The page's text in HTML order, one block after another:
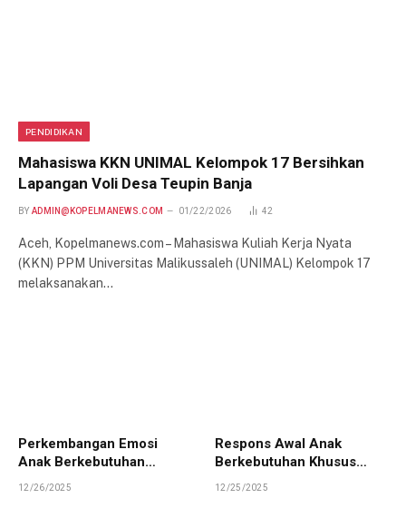
PENDIDIKAN
Mahasiswa KKN UNIMAL Kelompok 17 Bersihkan
Lapangan Voli Desa Teupin Banja
BY ADMIN@KOPELMANEWS.COM 01/22/2026 42
Aceh, Kopelmanews.com – Mahasiswa Kuliah Kerja Nyata
(KKN) PPM Universitas Malikussaleh (UNIMAL) Kelompok 17
melaksanakan…
Perkembangan Emosi
Anak Berkebutuhan
Khusus
12/26/2025
Respons Awal Anak
Berkebutuhan Khusus
dalam Menghadapi
12/25/2025